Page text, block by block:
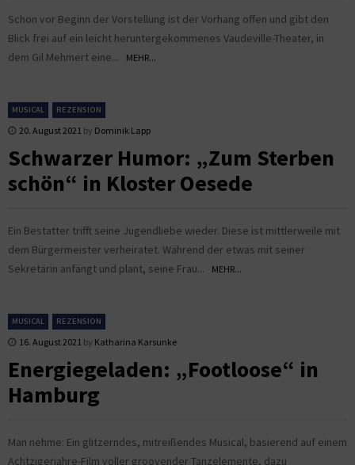
Schon vor Beginn der Vorstellung ist der Vorhang offen und gibt den
Blick frei auf ein leicht heruntergekommenes Vaudeville-Theater, in
dem Gil Mehmert eine...
MEHR...
MUSICAL REZENSION
20. August 2021 by Dominik Lapp
Schwarzer Humor: „Zum Sterben
schön“ in Kloster Oesede
Ein Bestatter trifft seine Jugendliebe wieder. Diese ist mittlerweile mit
dem Bürgermeister verheiratet. Während der etwas mit seiner
Sekretärin anfängt und plant, seine Frau...
MEHR...
MUSICAL REZENSION
16. August 2021 by Katharina Karsunke
Energiegeladen: „Footloose“ in
Hamburg
Man nehme: Ein glitzerndes, mitreißendes Musical, basierend auf einem
Achtzigerjahre-Film voller groovender Tanzelemente, dazu